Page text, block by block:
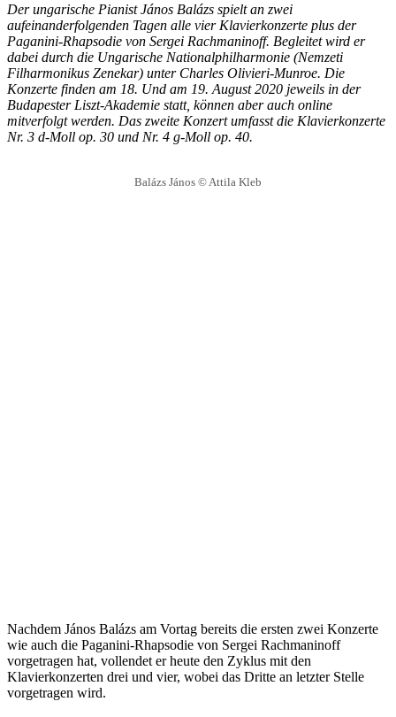
Der ungarische Pianist János Balázs spielt an zwei
aufeinanderfolgenden Tagen alle vier Klavierkonzerte plus der
Paganini-Rhapsodie von Sergei Rachmaninoff. Begleitet wird er
dabei durch die Ungarische Nationalphilharmonie (Nemzeti
Filharmonikus Zenekar) unter Charles Olivieri-Munroe. Die
Konzerte finden am 18. Und am 19. August 2020 jeweils in der
Budapester Liszt-Akademie statt, können aber auch online
mitverfolgt werden. Das zweite Konzert umfasst die Klavierkonzerte
Nr. 3 d-Moll op. 30 und Nr. 4 g-Moll op. 40.
Balázs János © Attila Kleb
Nachdem János Balázs am Vortag bereits die ersten zwei Konzerte
wie auch die Paganini-Rhapsodie von Sergei Rachmaninoff
vorgetragen hat, vollendet er heute den Zyklus mit den
Klavierkonzerten drei und vier, wobei das Dritte an letzter Stelle
vorgetragen wird.